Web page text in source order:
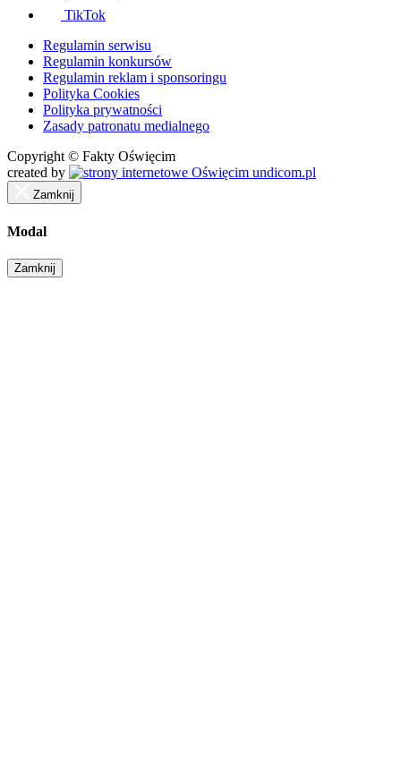
TikTok
Regulamin serwisu
Regulamin konkursów
Regulamin reklam i sponsoringu
Polityka Cookies
Polityka prywatności
Zasady patronatu medialnego
Copyright © Fakty Oświęcim
created by
undicom.pl
Zamknij
Modal
Zamknij